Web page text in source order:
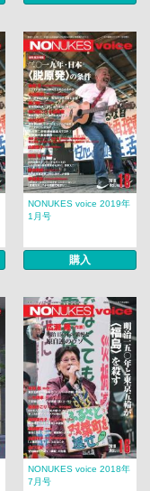
NONUKES voice 2019年
1月号
購入
NONUKES voice 2018年
7月号